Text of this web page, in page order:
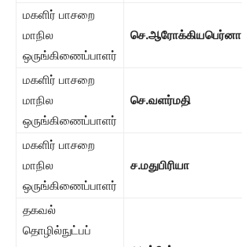
மகளிர் பாசறை
மாநில
ஒருங்கிணைப்பாளர்
செ.ஆரோக்கியபெர்னா
மகளிர் பாசறை
மாநில
ஒருங்கிணைப்பாளர்
செ.வளர்மதி
மகளிர் பாசறை
மாநில
ஒருங்கிணைப்பாளர்
ச.மதுபிரியா
தகவல்
தொழில்நுட்பப்